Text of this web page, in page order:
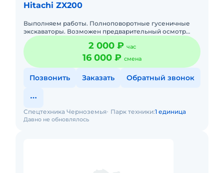
Hitachi ZX200
Выполняем работы. Полноповоротные гусеничные
экскаваторы. Возможен предварительный осмотр
объекта по согласованию. Техника подается ко
времени без опозданий. Оп
2 000 ₽ час
16 000 ₽ смена
Позвонить Заказать Обратный звонок
Давно не обновлялось
Спецтехника Черноземья Парк техники:1 единица